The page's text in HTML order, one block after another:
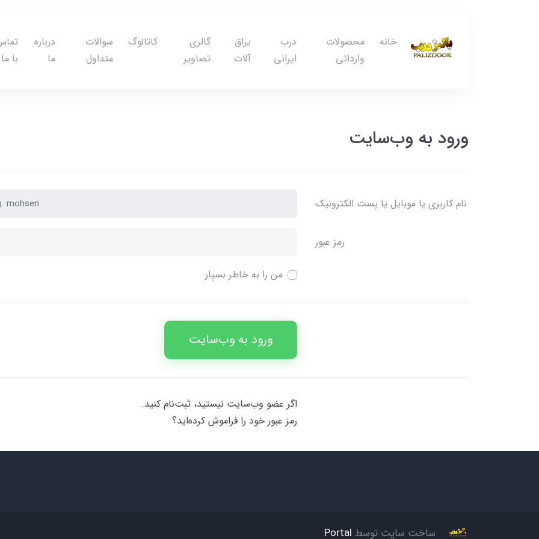
خانه
محصولات
وارداتی
درب
ایرانی
یراق
آلات
گالری
تصاویر
کاتالوگ
سوالات
متداول
درباره
ما
با ما
ورود به وب‌سایت
نام کاربری یا موبایل یا پست الکترونیک
رمز عبور
من را به خاطر بسپار
ورود به وب‌سایت
اگر عضو وب‌سایت نیستید، ثبت‌نام کنید.
رمز عبور خود را فراموش کرده‌اید؟
ساخت سایت توسط Portal